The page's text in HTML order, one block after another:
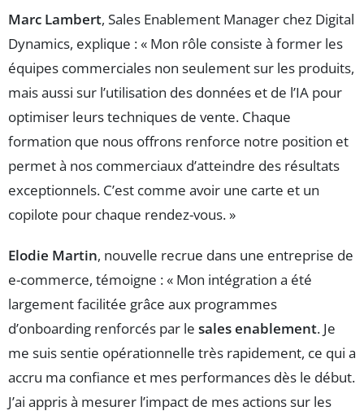
Marc Lambert, Sales Enablement Manager chez Digital
Dynamics, explique : « Mon rôle consiste à former les
équipes commerciales non seulement sur les produits,
mais aussi sur l’utilisation des données et de l’IA pour
optimiser leurs techniques de vente. Chaque
formation que nous offrons renforce notre position et
permet à nos commerciaux d’atteindre des résultats
exceptionnels. C’est comme avoir une carte et un
copilote pour chaque rendez-vous. »
Elodie Martin, nouvelle recrue dans une entreprise de
e-commerce, témoigne : « Mon intégration a été
largement facilitée grâce aux programmes
d’onboarding renforcés par le sales enablement. Je
me suis sentie opérationnelle très rapidement, ce qui a
accru ma confiance et mes performances dès le début.
J’ai appris à mesurer l’impact de mes actions sur les